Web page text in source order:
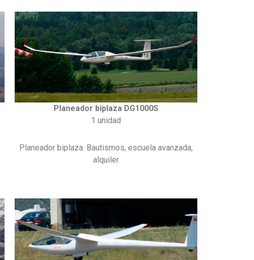
Planeador biplaza DG1000S
1 unidad
Planeador biplaza. Bautismos, escuela avanzada,
alquiler